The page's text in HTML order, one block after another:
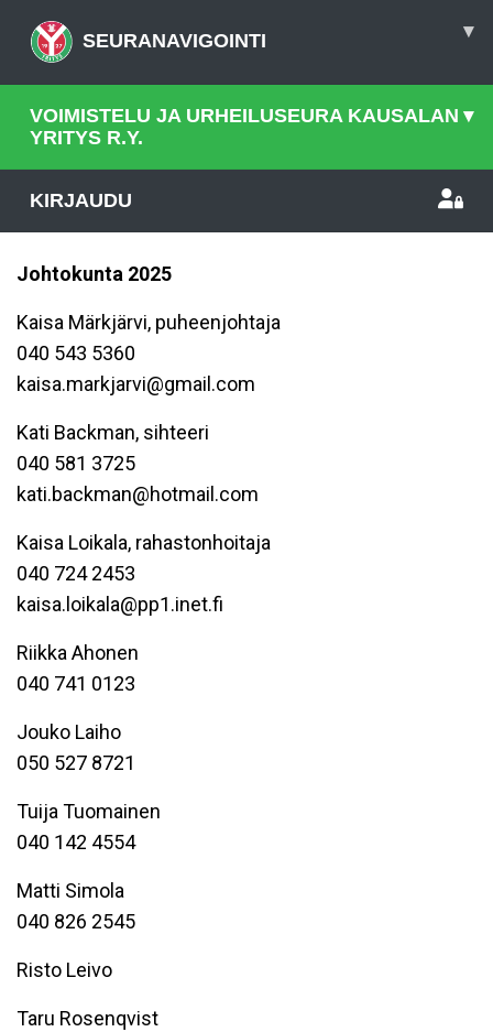
SEURANAVIGOINTI ▾
VOIMISTELU JA URHEILUSEURA KAUSALAN
YRITYS R.Y.
▾
KIRJAUDU
Johtokunta 2025
Kaisa Märkjärvi, puheenjohtaja
040 543 5360
kaisa.markjarvi@gmail.com
Kati Backman, sihteeri
040 581 3725
kati.backman@hotmail.com
Kaisa Loikala, rahastonhoitaja
040 724 2453
kaisa.loikala@pp1.inet.fi
Riikka Ahonen
040 741 0123
Jouko Laiho
050 527 8721
Tuija Tuomainen
040 142 4554
Matti Simola
040 826 2545
Risto Leivo
Taru Rosenqvist